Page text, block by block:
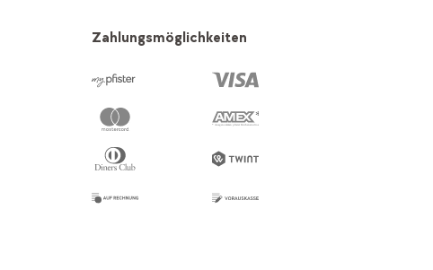
Zahlungsmöglichkeiten